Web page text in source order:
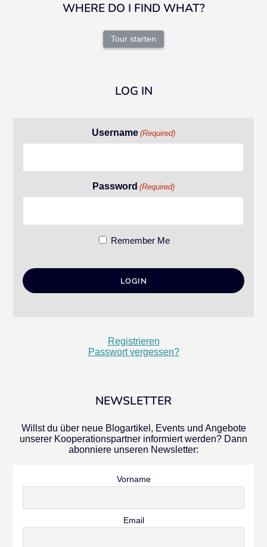
WHERE DO I FIND WHAT?
Tour starten
LOG IN
Username (Required)
Password (Required)
Remember Me
Registrieren
Passwort vergessen?
NEWSLETTER
Willst du über neue Blogartikel, Events und Angebote
unserer Kooperationspartner informiert werden? Dann
abonniere unseren Newsletter:
Vorname
Email